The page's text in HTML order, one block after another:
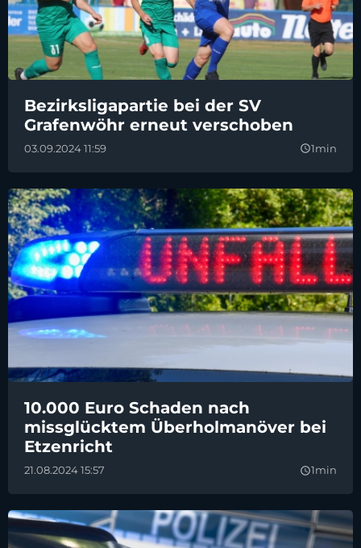
Bezirksligapartie bei der SV
Grafenwöhr erneut verschoben
03.09.2024 11:59 query_builder1min
10.000 Euro Schaden nach
missglücktem Überholmanöver bei
Etzenricht
21.08.2024 15:57 query_builder1min